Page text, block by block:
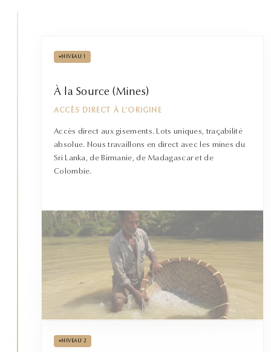
• NIVEAU 1
À la Source (Mines)
ACCÈS DIRECT À L'ORIGINE
Accès direct aux gisements. Lots uniques, traçabilité
absolue. Nous travaillons en direct avec les mines du
Sri Lanka, de Birmanie, de Madagascar et de
Colombie.
• NIVEAU 2